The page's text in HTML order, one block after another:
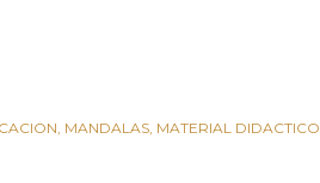
MANDALAS MATERIAL DIDACTICO